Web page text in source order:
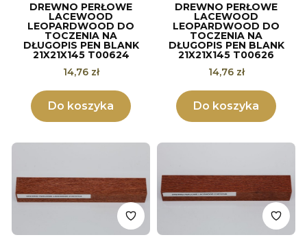
DREWNO PERŁOWE
LACEWOOD
LEOPARDWOOD DO
TOCZENIA NA
DŁUGOPIS PEN BLANK
21X21X145 T00624
Cena
14,76 zł
Do koszyka
DREWNO PERŁOWE
LACEWOOD
LEOPARDWOOD DO
TOCZENIA NA
DŁUGOPIS PEN BLANK
21X21X145 T00626
Cena
14,76 zł
Do koszyka